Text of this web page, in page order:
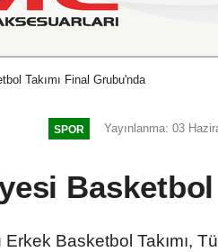
Takımı Final Grubu'nda
SPOR Yayınlanma: 03
Basketbol
Basketbol Takımı,